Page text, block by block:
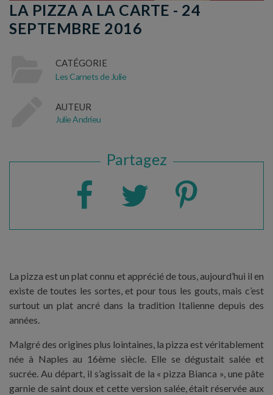
LA PIZZA A LA CARTE - 24
SEPTEMBRE 2016
CATÉGORIE
Les Carnets de Julie
AUTEUR
Julie Andrieu
Partagez
La pizza est un plat connu et apprécié de tous, aujourd’hui il en
existe de toutes les sortes, et pour tous les gouts, mais c’est
surtout un plat ancré dans la tradition Italienne depuis des
années.
Malgré des origines plus lointaines, la pizza est véritablement
née à Naples au 16ème siècle. Elle se dégustait salée et
sucrée. Au départ, il s’agissait de la « pizza Bianca », une pâte
garnie de saint doux et cette version salée, était réservée aux